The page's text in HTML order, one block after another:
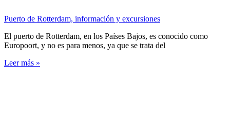
Puerto de Rotterdam, información y excursiones
El puerto de Rotterdam, en los Países Bajos, es conocido como
Europoort, y no es para menos, ya que se trata del
Leer más »